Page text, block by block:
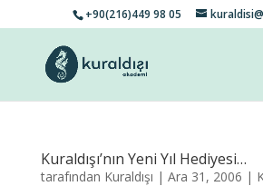
+90(216)449 98 05
Kuraldışı’nın Yeni Yıl Hediyesi…
tarafından Kuraldışı | Ara 31, 2006 |